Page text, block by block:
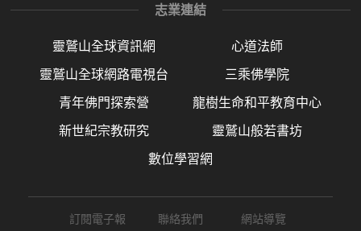
志業連結
靈鷲山全球資訊網 心道法師
靈鷲山全球網路電視台 三乘佛學院
青年佛門探索營 龍樹生命和平教育中心
新世紀宗教研究 靈鷲山般若書坊
數位學習網
訂閱電子報 聯絡我們
網站導覽